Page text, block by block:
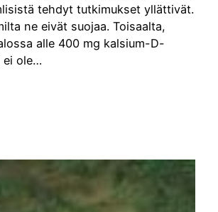
tehdyt tutkimukset yllättivät.
ne eivät suojaa. Toisaalta,
alle 400 mg kalsium-D-
ei ole…